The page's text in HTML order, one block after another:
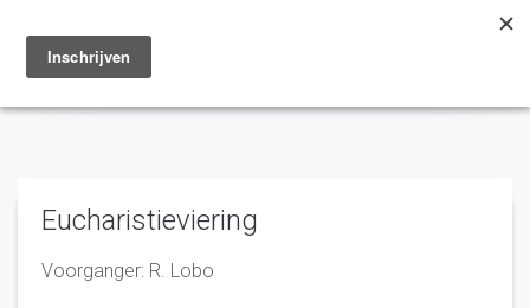
Toggle
navigation
Eucharistieviering
Voorganger: R. Lobo